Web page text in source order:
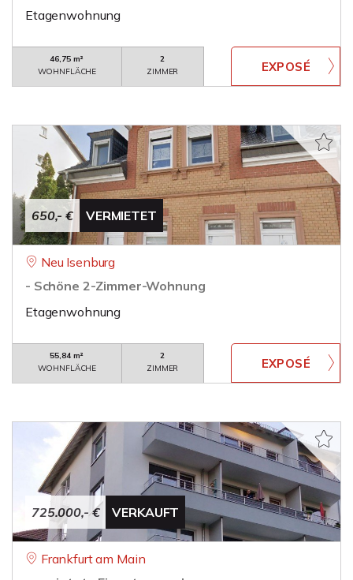
Etagenwohnung
46,75 m²
WOHNFLÄCHE
2
ZIMMER
650,- € VERMIETET
Neu Isenburg
- Schöne 2-Zimmer-Wohnung
Etagenwohnung
55,84 m²
WOHNFLÄCHE
2
ZIMMER
725.000,- € VERKAUFT
Frankfurt am Main